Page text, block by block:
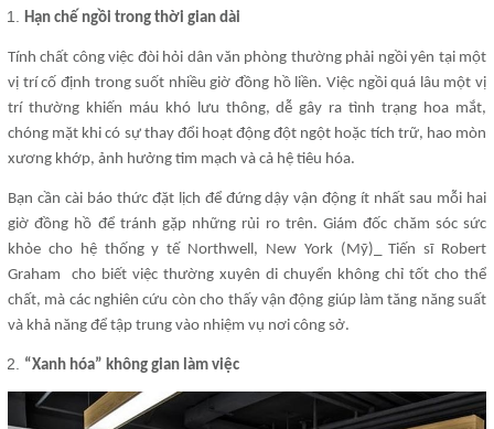
Hạn chế ngồi trong thời gian dài
Tính chất công việc đòi hỏi dân văn phòng thường phải ngồi yên tại một
vị trí cố định trong suốt nhiều giờ đồng hồ liền. Việc ngồi quá lâu một vị
trí thường khiến máu khó lưu thông, dễ gây ra tình trạng hoa mắt,
chóng mặt khi có sự thay đổi hoạt động đột ngột hoặc tích trữ, hao mòn
xương khớp, ảnh hưởng tim mạch và cả hệ tiêu hóa.
Bạn cần cài báo thức đặt lịch để đứng dậy vận động ít nhất sau mỗi hai
giờ đồng hồ để tránh gặp những rủi ro trên. Giám đốc chăm sóc sức
khỏe cho hệ thống y tế Northwell, New York (Mỹ)_ Tiến sĩ Robert
Graham cho biết việc thường xuyên di chuyển không chỉ tốt cho thể
chất, mà các nghiên cứu còn cho thấy vận động giúp làm tăng năng suất
và khả năng để tập trung vào nhiệm vụ nơi công sở.
“Xanh hóa” không gian làm việc